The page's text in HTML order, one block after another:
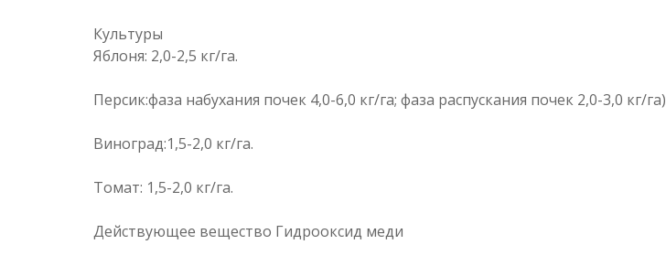
Культуры
Яблоня: 2,0-2,5 кг/га.
Персик:фаза набухания почек 4,0-6,0 кг/га; фаза распускания почек 2,0-3,0 кг/га)
Виноград:1,5-2,0 кг/га.
Томат: 1,5-2,0 кг/га.
Действующее вещество Гидрооксид меди